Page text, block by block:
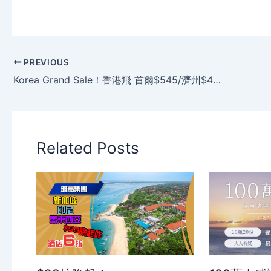
PREVIOUS
Korea Grand Sale！香港飛 首爾$545/濟州$475、澳門飛 首爾 $455起，今日已開賣 – 濟州航空
Related Posts